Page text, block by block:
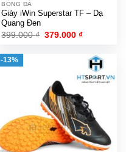
BÓNG ĐÁ
Giày iWin Superstar TF – Dạ
Quang Đen
399.000₫ Giá
379.000₫Giá
là:
379.000 ₫.
-13%